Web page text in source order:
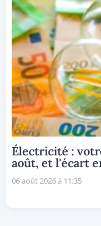
Électricité :
août, et l'écart
06 août 2026 à 11:35